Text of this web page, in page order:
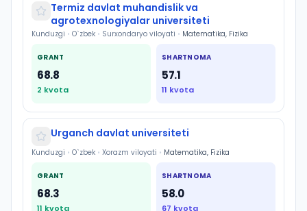
Termiz davlat muhandislik va
agrotexnologiyalar universiteti
Kunduzgi • O`zbek • Surxondaryo viloyati • Matematika, Fizika
GRANT
68.8
2 kvota
SHARTNOMA
57.1
11 kvota
Urganch davlat universiteti
Kunduzgi • O`zbek • Xorazm viloyati • Matematika, Fizika
GRANT
68.3
11 kvota
SHARTNOMA
58.0
67 kvota